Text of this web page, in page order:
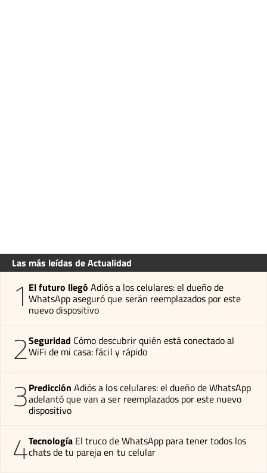
Las más leídas de Actualidad
1 El futuro llegó Adiós a los celulares: el dueño de
WhatsApp aseguró que serán reemplazados por este
nuevo dispositivo
2Seguridad Cómo descubrir quién está conectado al
WiFi de mi casa: fácil y rápido
3Predicción Adiós a los celulares: el dueño de WhatsApp
adelantó que van a ser reemplazados por este nuevo
dispositivo
4Tecnología El truco de WhatsApp para tener todos los
chats de tu pareja en tu celular